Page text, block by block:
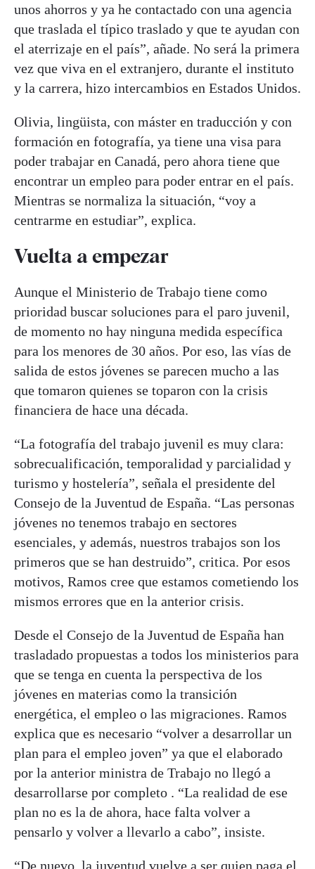
unos ahorros y ya he contactado con una agencia
que traslada el típico traslado y que te ayudan con
el aterrizaje en el país”, añade. No será la primera
vez que viva en el extranjero, durante el instituto
y la carrera, hizo intercambios en Estados Unidos.
Olivia, lingüista, con máster en traducción y con
formación en fotografía, ya tiene una visa para
poder trabajar en Canadá, pero ahora tiene que
encontrar un empleo para poder entrar en el país.
Mientras se normaliza la situación, “voy a
centrarme en estudiar”, explica.
Vuelta a empezar
Aunque el Ministerio de Trabajo tiene como
prioridad buscar soluciones para el paro juvenil,
de momento no hay ninguna medida específica
para los menores de 30 años. Por eso, las vías de
salida de estos jóvenes se parecen mucho a las
que tomaron quienes se toparon con la crisis
financiera de hace una década.
“La fotografía del trabajo juvenil es muy clara:
sobrecualificación, temporalidad y parcialidad y
turismo y hostelería”, señala el presidente del
Consejo de la Juventud de España. “Las personas
jóvenes no tenemos trabajo en sectores
esenciales, y además, nuestros trabajos son los
primeros que se han destruido”, critica. Por esos
motivos, Ramos cree que estamos cometiendo los
mismos errores que en la anterior crisis.
Desde el Consejo de la Juventud de España han
trasladado propuestas a todos los ministerios para
que se tenga en cuenta la perspectiva de los
jóvenes en materias como la transición
energética, el empleo o las migraciones. Ramos
explica que es necesario “volver a desarrollar un
plan para el empleo joven” ya que el elaborado
por la anterior ministra de Trabajo no llegó a
desarrollarse por completo . “La realidad de ese
plan no es la de ahora, hace falta volver a
pensarlo y volver a llevarlo a cabo”, insiste.
“De nuevo, la juventud vuelve a ser quien paga el